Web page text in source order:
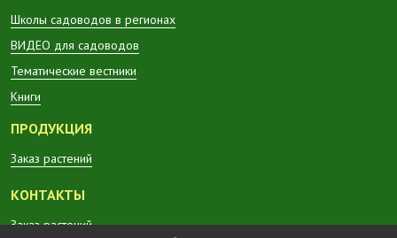
Школы садоводов в регионах
ВИДЕО для садоводов
Тематические вестники
Книги
ПРОДУКЦИЯ
Заказ растений
КОНТАКТЫ
Заказ растений